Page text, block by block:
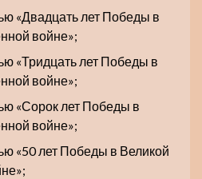
«Двадцать лет Победы в
войне»;
«Тридцать лет Победы в
войне»;
«Сорок лет Победы в
войне»;
«50 лет Победы в Великой